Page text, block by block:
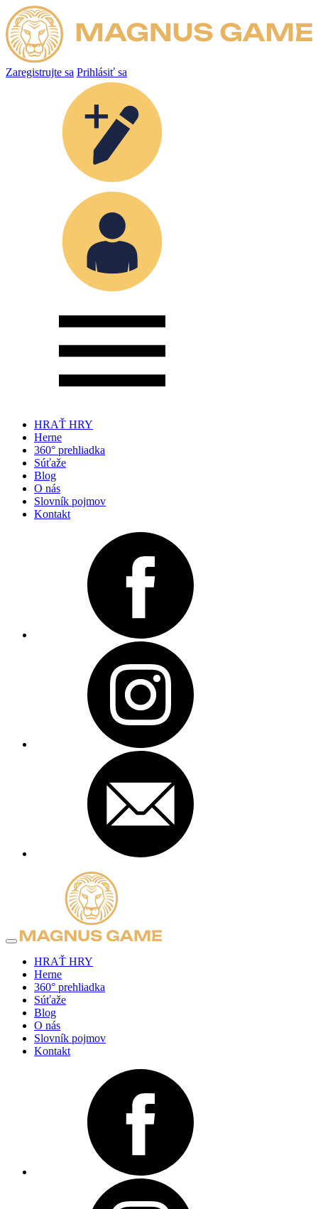
Zaregistrujte sa Prihlásiť sa
HRAŤ HRY
Herne
360° prehliadka
Súťaže
Blog
O nás
Slovník pojmov
Kontakt
HRAŤ HRY
Herne
360° prehliadka
Súťaže
Blog
O nás
Slovník pojmov
Kontakt